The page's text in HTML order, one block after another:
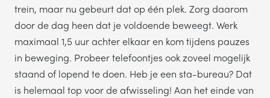
trein, maar nu gebeurt dat op één plek. Zorg daarom
door de dag heen dat je voldoende beweegt. Werk
maximaal 1,5 uur achter elkaar en kom tijdens pauzes
in beweging. Probeer telefoontjes ook zoveel mogelijk
staand of lopend te doen. Heb je een sta-bureau? Dat
is helemaal top voor de afwisseling! Aan het einde van